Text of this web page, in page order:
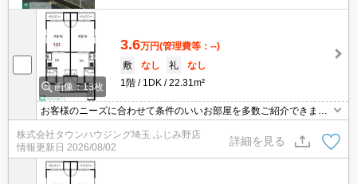
画像：13枚
3.6万円(管理費等：--)
敷
なし 礼
なし
1階
1DK 22.31m²
お客様のニーズに合わせて条件のいいお部屋を多数ご紹介できます♪
情報数No.1のタウンハウジングまで是非お問い合わせください！
株式会社タウンハウジング埼玉 ふじみ野店
情報更新日 2026/08/02
詳細を見る